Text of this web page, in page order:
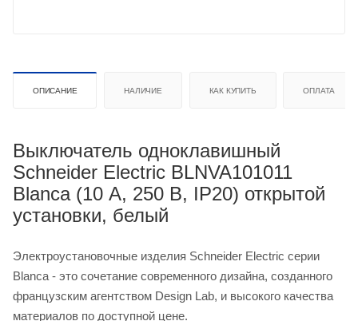
ОПИСАНИЕ НАЛИЧИЕ КАК КУПИТЬ ОПЛАТА
Выключатель одноклавишный
Schneider Electric BLNVA101011
Blanca (10 А, 250 В, IP20) открытой
установки, белый
Электроустановочные изделия Schneider Electric серии
Blanca - это сочетание современного дизайна, созданного
французским агентством Design Lab, и высокого качества
материалов по доступной цене.